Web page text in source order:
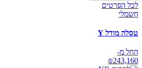
לכל הפרטים
חשמלי
טסלה מודל Y
החל מ-
₪243,160